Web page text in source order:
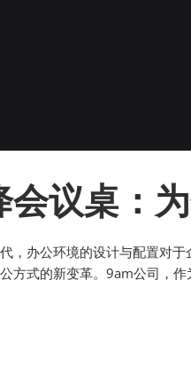
会议桌：
，办公环境的设计与配置对
方式的新变革。9am公司，